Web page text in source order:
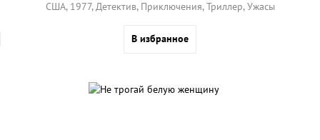
США, 1977, Детектив, Приключения, Триллер, Ужасы
В избранное